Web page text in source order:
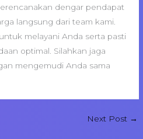
dengar pendapat
langsung dari team kami.
melayani Anda serta pasti
optimal. Silahkan jaga
mengemudi Anda sama
Next Post →